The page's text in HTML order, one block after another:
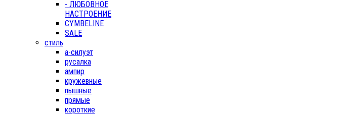
- ЛЮБОВНОЕ
НАСТРОЕНИЕ
CYMBELINE
SALE
стиль
а-силуэт
русалка
ампир
кружевные
пышные
прямые
короткие